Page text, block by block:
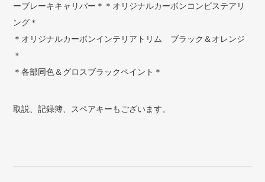
ーブレーキキャリパー＊＊オリジナルカーボンコンビステアリ
ング＊
＊オリジナルカーボンインテリアトリム ブラック＆オレンジ
＊
＊各部同色＆グロスブラックペイント＊
取説、記録簿、スペアキーもございます。